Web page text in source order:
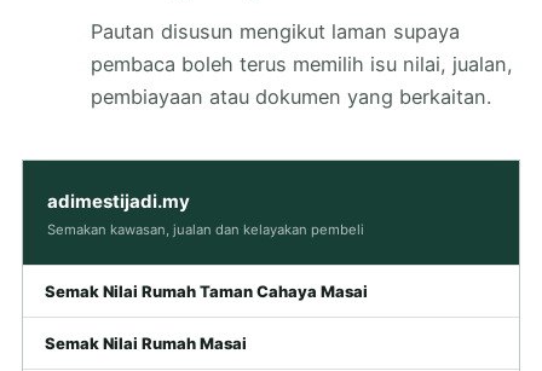
Pautan disusun mengikut laman supaya
pembaca boleh terus memilih isu nilai, jualan,
pembiayaan atau dokumen yang berkaitan.
adimestijadi.my
Semakan kawasan, jualan dan kelayakan pembeli
Semak Nilai Rumah Taman Cahaya Masai
Semak Nilai Rumah Masai